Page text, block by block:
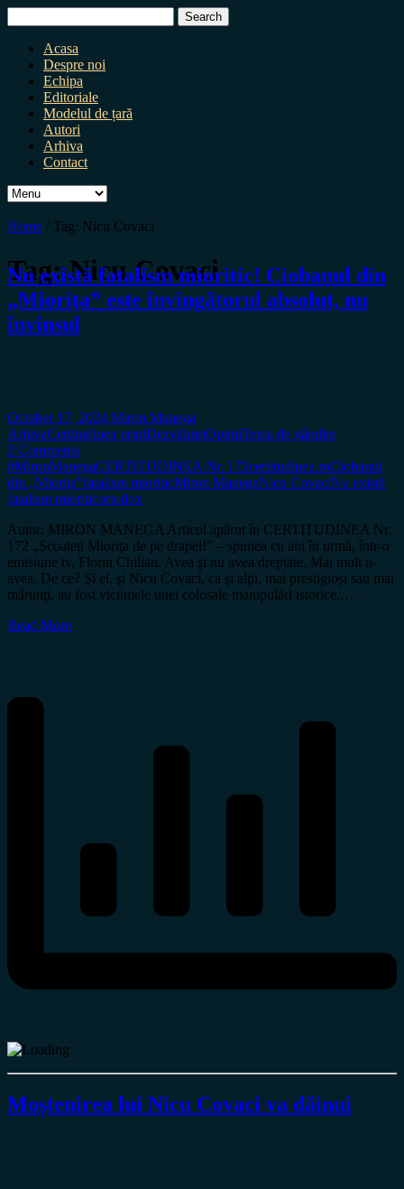
for:
Acasa
Despre noi
Echipa
Editoriale
Modelul de țară
Autori
Arhiva
Contact
Home / Tag: Nicu Covaci
Tag:Nicu Covaci
Nu există fatalism mioritic! Ciobanul din
„Mioriţa” este învingătorul absolut, nu
învinsul
October 17, 2024 Miron Manega
ArhivaCertitudinea printDezvăluiriOpiniiTema de gândire
2 Comments
#MironManegaCERTITUDINEA Nr. 172certitudinea.roCiobanul
din „Mioriţa”fatalism mioriticMiron ManegaNicu CovaciNu există
fatalism mioriticortodox
Autor: MIRON MANEGA Articol apărut în CERTITUDINEA Nr.
172 „Scoateţi Mioriţa de pe drapel!” – spunea cu ani în urmă, într-o
emisiune tv, Florin Chilian. Avea şi nu avea dreptate. Mai mult n-
avea. De ce? Şi el, şi Nicu Covaci, ca şi alţii, mai prestigioși sau mai
mărunţi, au fost victimele unei colosale manipulări istorice,…
Read More
Moștenirea lui Nicu Covaci va dăinui